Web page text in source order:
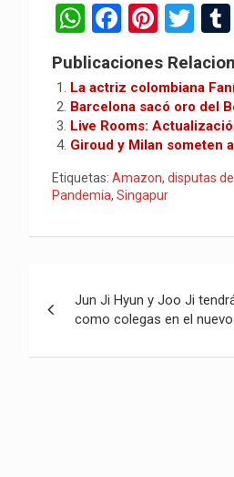
W
h
at
s
A
p
p
F
a
ce
b
o
k
Pi
nt
er
es
t
T
wi
tt
er
Publicaciones
La actriz colombiana
Barcelona sacó oro del
Live Rooms:
Giroud y Milan someten
Etiquetas: Amazon, disputas
Pandemia, Singapur
de
entradas
Jun Ji Hyun y Joo Ji
como colegas en el